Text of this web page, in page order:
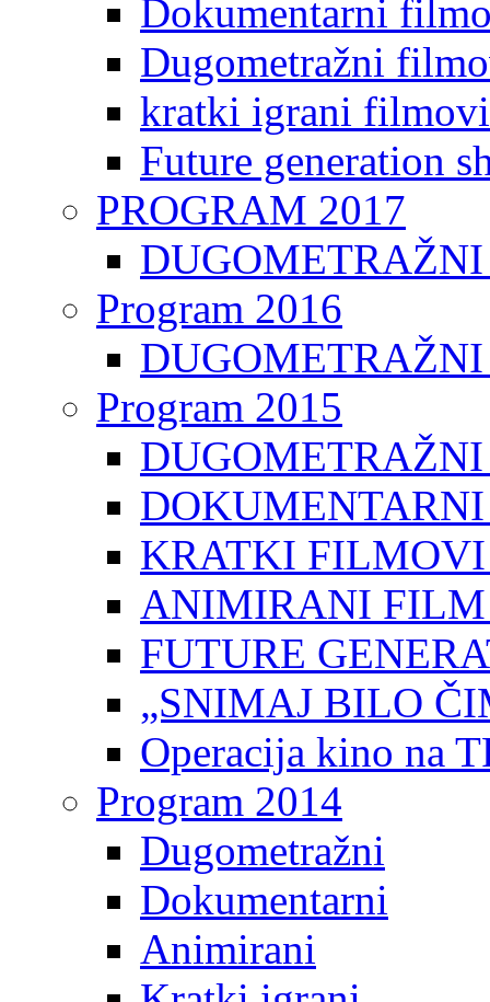
Dokumentarni
Dugometražni
kratki igrani filmovi
Future generation
PROGRAM 2017
Program 2016
Program 2015
KRATKI FILMOVI
ANIMIRANI FILM
FUTURE
„SNIMAJ BILO
Operacija kino na
Program 2014
Dugometražni
Dokumentarni
Animirani